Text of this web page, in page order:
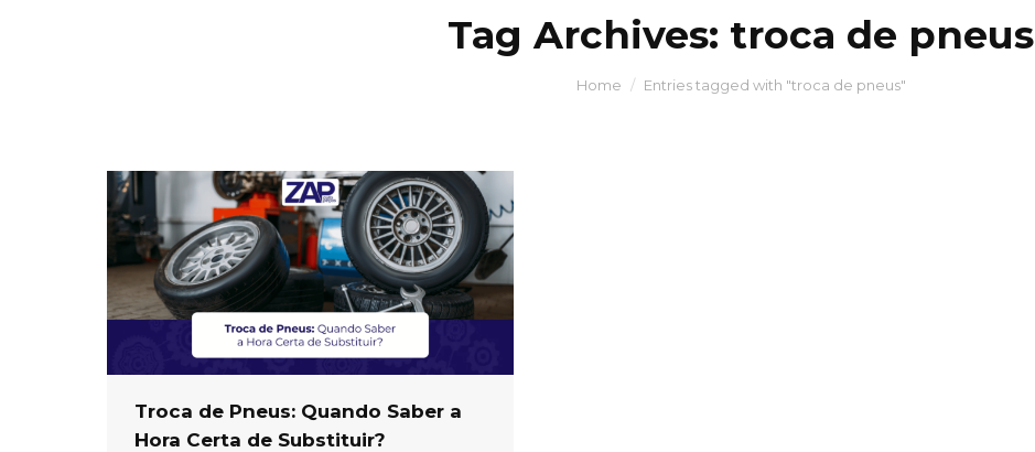
Tag Archives: troca de pneus
Home Entries tagged with "troca de pneus"
Troca de Pneus: Quando Saber a
Hora Certa de Substituir?